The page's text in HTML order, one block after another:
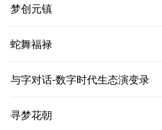
梦创元镇
蛇舞福禄
与字对话-数字时代生态演变录
寻梦花朝